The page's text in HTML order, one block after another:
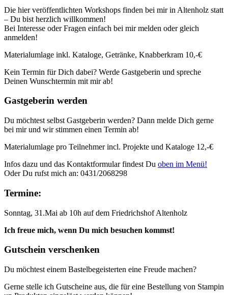
Die hier veröffentlichten Workshops finden bei mir in Altenholz statt
– Du bist herzlich willkommen!
Bei Interesse oder Fragen einfach bei mir melden oder gleich
anmelden!
Materialumlage inkl. Kataloge, Getränke, Knabberkram 10,-€
Kein Termin für Dich dabei? Werde Gastgeberin und spreche
Deinen Wunschtermin mit mir ab!
Gastgeberin werden
Du möchtest selbst Gastgeberin werden? Dann melde Dich gerne
bei mir und wir stimmen einen Termin ab!
Materialumlage pro Teilnehmer incl. Projekte und Kataloge 12,-€
Infos dazu und das Kontaktformular findest Du oben im Menü!
Oder Du rufst mich an: 0431/2068298
Termine:
Sonntag, 31.Mai ab 10h auf dem Friedrichshof Altenholz
Ich freue mich, wenn Du mich besuchen kommst!
Gutschein verschenken
Du möchtest einem Bastelbegeisterten eine Freude machen?
Gerne stelle ich Gutscheine aus, die für eine Bestellung von Stampin